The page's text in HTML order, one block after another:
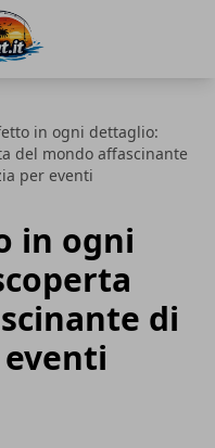
in ogni dettaglio:
del mondo affascinante
per eventi
in ogni
di